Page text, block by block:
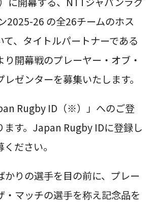
2025-26 の全26チームのホス
て、タイトルパートナーである
り開幕戦のプレーヤー・オブ・
ゼンターを募集いたします。
Rugby ID（※）」へのご登
ます。Japan Rugby IDに登録し
ださい。
かりの選手を目の前に、プレー
・マッチの選手を称え記念品を